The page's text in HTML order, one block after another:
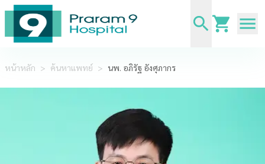
หน้าหลัก > ค้นหาแพทย์ > นพ. อภิรัฐ อังศุภากร